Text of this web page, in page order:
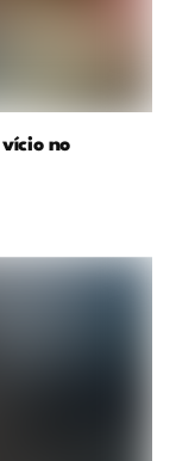
no